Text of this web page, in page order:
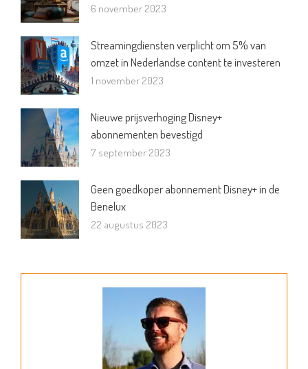
6 november 2023
Streamingdiensten verplicht om 5% van
omzet in Nederlandse content te investeren
1 november 2023
Nieuwe prijsverhoging Disney+
abonnementen bevestigd
7 september 2023
Geen goedkoper abonnement Disney+ in de
Benelux
22 augustus 2023